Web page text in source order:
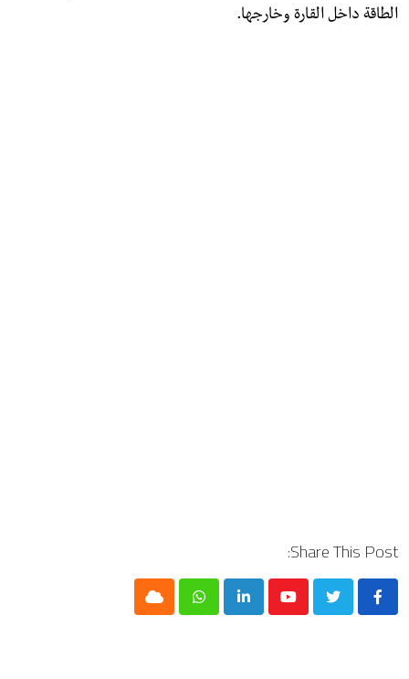
الطاقة داخل القارة وخارجها.
Share This Post:
Youtube
LinkedIn
Whatsapp
Cloud